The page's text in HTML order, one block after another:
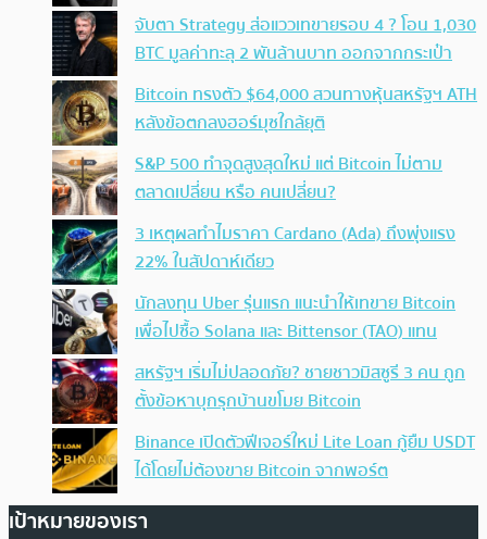
จับตา Strategy ส่อแววเทขายรอบ 4 ? โอน 1,030
BTC มูลค่าทะลุ 2 พันล้านบาท ออกจากกระเป๋า
Bitcoin ทรงตัว $64,000 สวนทางหุ้นสหรัฐฯ ATH
หลังข้อตกลงฮอร์มุซใกล้ยุติ
S&P 500 ทำจุดสูงสุดใหม่ แต่ Bitcoin ไม่ตาม
ตลาดเปลี่ยน หรือ คนเปลี่ยน?
3 เหตุผลทำไมราคา Cardano (Ada) ถึงพุ่งแรง
22% ในสัปดาห์เดียว
นักลงทุน Uber รุ่นแรก แนะนำให้เทขาย Bitcoin
เพื่อไปซื้อ Solana และ Bittensor (TAO) แทน
สหรัฐฯ เริ่มไม่ปลอดภัย? ชายชาวมิสซูรี 3 คน ถูก
ตั้งข้อหาบุกรุกบ้านขโมย Bitcoin
Binance เปิดตัวฟีเจอร์ใหม่ Lite Loan กู้ยืม USDT
ได้โดยไม่ต้องขาย Bitcoin จากพอร์ต
เป้าหมายของเรา